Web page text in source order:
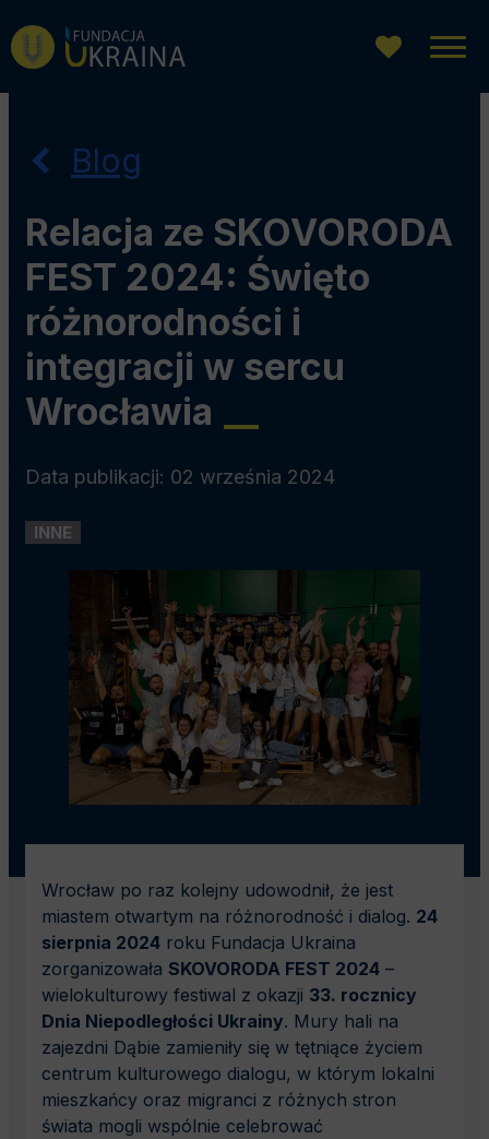
Przejdź
do
Przejdź
do
Przejdź
do
Blog
Relacja ze SKOVORODA
FEST 2024: Święto
różnorodności i
integracji w sercu
Wrocławia
Data publikacji: 02 września 2024
INNE
Wrocław po raz kolejny udowodnił, że jest
miastem otwartym na różnorodność i dialog. 24
sierpnia 2024 roku Fundacja Ukraina
zorganizowała SKOVORODA FEST 2024 –
wielokulturowy festiwal z okazji 33. rocznicy
Dnia Niepodległości Ukrainy. Mury hali na
zajezdni Dąbie zamieniły się w tętniące życiem
centrum kulturowego dialogu, w którym lokalni
mieszkańcy oraz migranci z różnych stron
świata mogli wspólnie celebrować